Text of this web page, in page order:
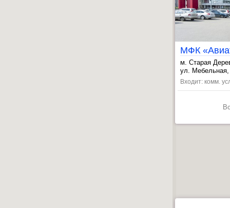
МФК
м. Старая
,
, Беговая ~20
ул.
Входит: комм.